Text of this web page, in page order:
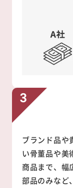
ブランド品や
い骨董品や美
商品まで、幅
部品のみなど